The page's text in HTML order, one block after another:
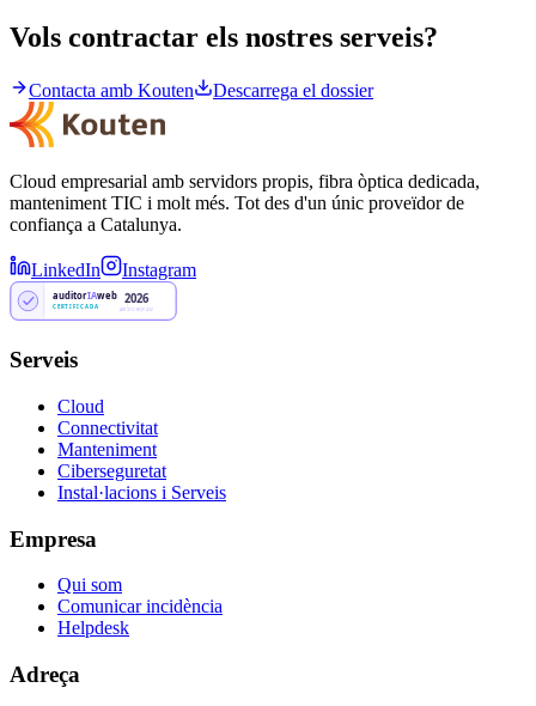
Vols contractar els nostres serveis?
Contacta amb Kouten Descarrega el dossier
Cloud empresarial amb servidors propis, fibra òptica dedicada,
manteniment TIC i molt més. Tot des d'un únic proveïdor de
confiança a Catalunya.
LinkedIn Instagram
auditorIAweb
CERTIFICADA
2026
AW-DOBQY43Z
Serveis
Cloud
Connectivitat
Manteniment
Ciberseguretat
Instal·lacions i Serveis
Empresa
Qui som
Comunicar incidència
Helpdesk
Adreça